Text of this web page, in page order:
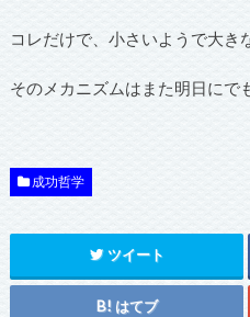
コレだけで、小さいようで大き
そのメカニズムはまた明日にで
成功哲学
ツイート
はてブ